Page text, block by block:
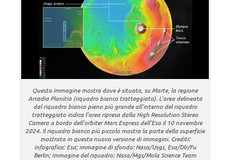
Questa immagine mostra dove è situata, su Marte, la regione
Arcadia Planitia (riquadro bianco tratteggiato). L’area delineata
dal riquadro bianco pieno più grande all’interno del riquadro
tratteggiato indica l’area ripresa dalla High Resolution Stereo
Camera a bordo dell’orbiter Mars Express dell’Esa il 10 novembre
2024. Il riquadro bianco più piccolo mostra la parte della superficie
mostrata in questa nuova versione di immagini. Crediti:
infografica: Esa; immagine di sfondo: Nasa/Usgs, Esa/Dlr/Fu
Berlin; immagine del riquadro: Nasa/Mgs/Mola Science Team